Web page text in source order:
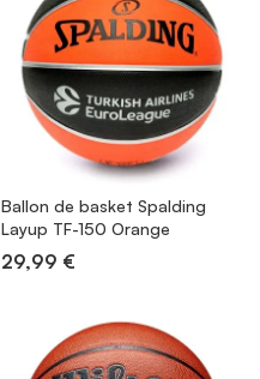
Ballon de basket Spalding
Layup TF-150 Orange
29,99 €